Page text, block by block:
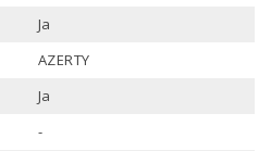
Ja
AZERTY
Ja
-